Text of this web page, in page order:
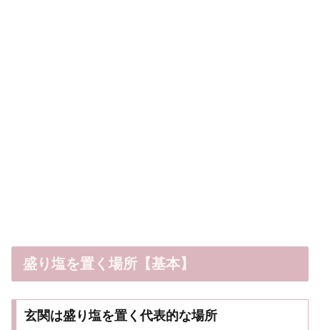
盛り塩を置く場所【基本】
玄関は盛り塩を置く代表的な場所